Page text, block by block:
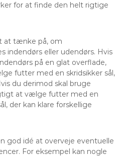
for at finde den helt rigtige
at tænke på, om
indendørs eller udendørs. Hvis
på en glat overflade,
futter med en skridsikker sål,
du derimod skal bruge
at vælge futter med en
der kan klare forskellige
god idé at overveje eventuelle
For eksempel kan nogle